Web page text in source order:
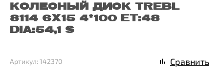
КОЛЕСНЫЙ ДИСК TREBL
8114 6X15 4*100 ET:48
DIA:54,1 S
Артикул: 142370 Сравнить